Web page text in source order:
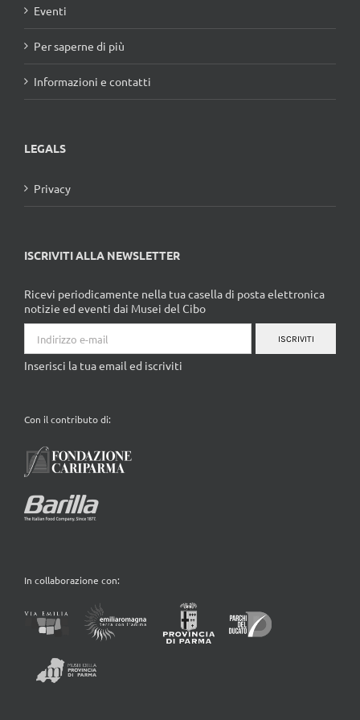
Eventi
Per saperne di più
Informazioni e contatti
LEGALS
Privacy
ISCRIVITI ALLA NEWSLETTER
Ricevi periodicamente nella tua casella di posta elettronica
notizie ed eventi dai Musei del Cibo
ISCRIVITI
Inserisci la tua email ed iscriviti
Con il contributo di:
In collaborazione con: